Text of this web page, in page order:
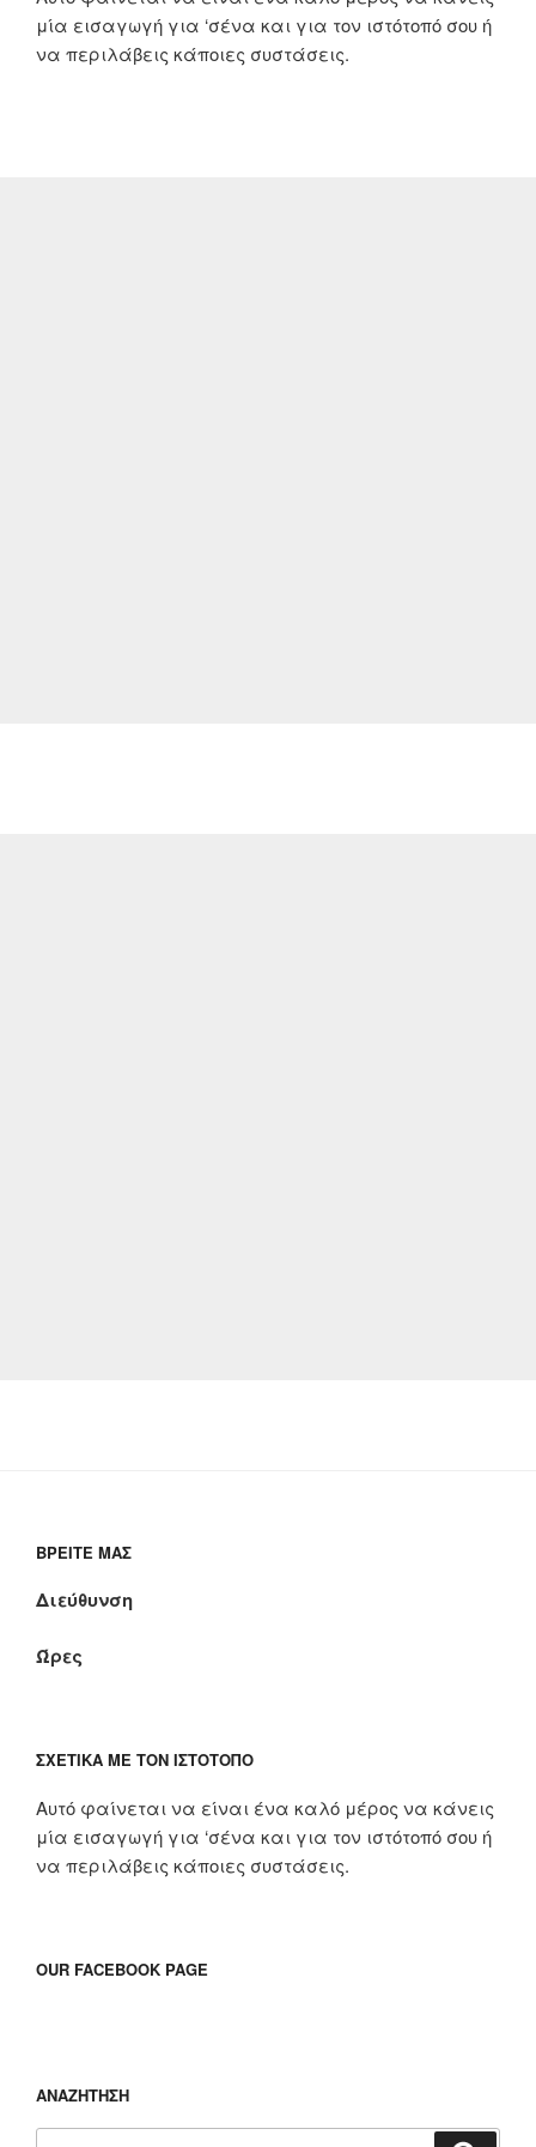
μία εισαγωγή για ‘σένα και για τον ιστότοπό σου ή
να περιλάβεις κάποιες συστάσεις.
ΒΡΕΊΤΕ ΜΑΣ
Διεύθυνση
Ώρες
ΣΧΕΤΙΚΆ ΜΕ ΤΟΝ ΙΣΤΌΤΟΠΟ
Αυτό φαίνεται να είναι ένα καλό μέρος να κάνεις
μία εισαγωγή για ‘σένα και για τον ιστότοπό σου ή
να περιλάβεις κάποιες συστάσεις.
OUR FACEBOOK PAGE
ΑΝΑΖΉΤΗΣΗ